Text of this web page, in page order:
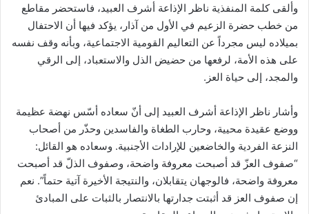
وألقى كلمة المنفذية ناظر الإذاعة أشرف العبيد، فاستحضر مقاطع
من خطب حضرة الزعيم في الأول من آذار، يؤكد فيها أن الاحتفال
بميلاده ليس مجرداً عن التعاليم القومية الاجتماعية، وبأنه وقف نفسه
على هذه الأمة، لرفعها من حضيض الذل والاستعباد، إلى الرقي
والمجد، إلى حياة العز.
وأشار ناظر الإذاعة أشرف العبيد إلى أنّ سعاده أسّس نهضة عظيمة
ووضع عقيدة محيية، وحارب الطغاة والفاسدين وحذّر من أصحاب
النزعة الفردية والخاضعين للإرادات الأجنبية. وسعاده هو القائل:
“صفوف العزّ قد أصبحت معروفة واضحة، وصفوف الذلّ قد أصبحت
معروفة واضحة، فالوجهان يتقابلان، والنتيجة الأخيرة آتية حتماً”. نعم
إن صفوف العز قد أثبتت جدارتها بالانتصار بالثبات على المبادئ